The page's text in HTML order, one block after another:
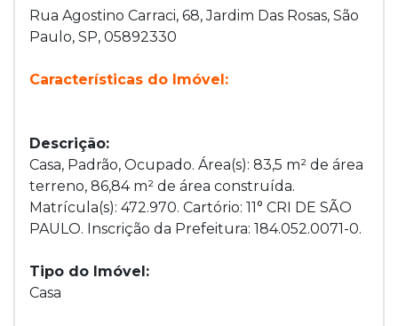
Rua Agostino Carraci, 68, Jardim Das Rosas, São
Paulo, SP, 05892330
Características do Imóvel:
Descrição:
Casa, Padrão, Ocupado. Área(s): 83,5 m² de área
terreno, 86,84 m² de área construída.
Matrícula(s): 472.970. Cartório: 11° CRI DE SÃO
PAULO. Inscrição da Prefeitura: 184.052.0071-0.
Tipo do Imóvel:
Casa